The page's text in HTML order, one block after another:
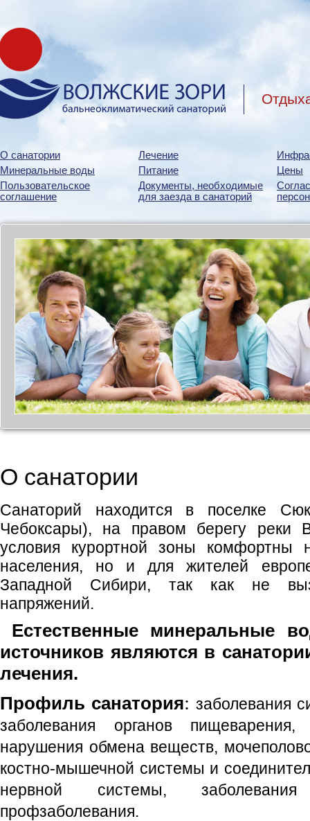
О санатории Лечение
Минеральные воды
Питание
Цены
Пользовательское
соглашение
Документы, необходимые
для заезда в санаторий
О санатории
Санаторий находится в поселке
Чебоксары), на правом берегу реки
условия курортной зоны комфортны
населения, но и для жителей
Западной Сибири, так как не
напряжений.
Естественные минеральные
источников являются в
лечения.
Профиль санатория: заболевания
заболевания органов
нарушения обмена веществ,
костно-мышечной системы и
нервной системы,
профзаболевания.